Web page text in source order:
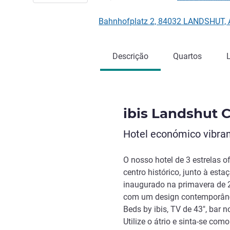
Bahnhofplatz 2, 84032 LANDSHUT,
Descrição Quartos
ibis Landshut
Hotel económico
O nosso hotel de 3 estrelas
centro histórico, junto à
inaugurado na primavera de
com um design
Beds by ibis, TV de 43", bar
Utilize o átrio e sinta-se